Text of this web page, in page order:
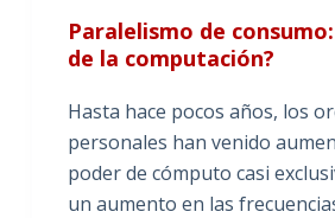
Paralelismo de
de la computación?
Hasta hace pocos años, los
personales han venido
poder de cómputo casi
un aumento en las